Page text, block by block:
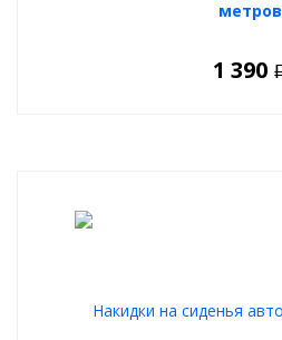
метров
1 390